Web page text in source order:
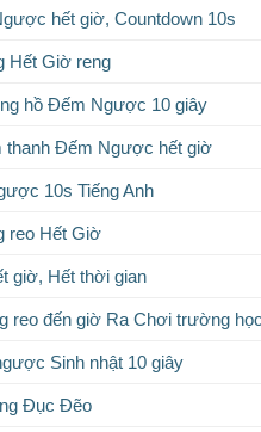
hết giờ, Countdown 10s
Hết Giờ reng
hồ Đếm Ngược 10 giây
thanh Đếm Ngược hết giờ
10s Tiếng Anh
reo Hết Giờ
giờ, Hết thời gian
reo đến giờ Ra Chơi trường học
Sinh nhật 10 giây
Đục Đẽo